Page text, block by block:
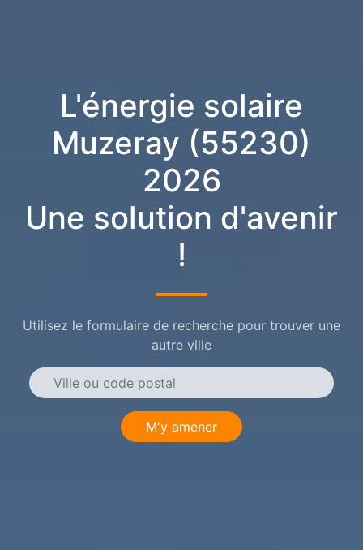
L'énergie solaire
Muzeray (55230)
2026
Une solution d'avenir
!
Utilisez le formulaire de recherche pour trouver une
autre ville
M'y amener